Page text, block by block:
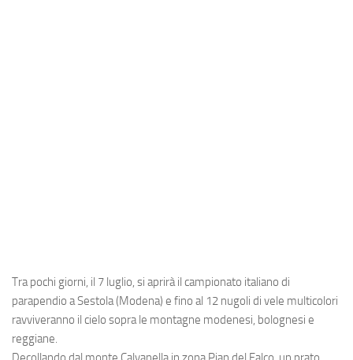
Incidenti
Industria
Eventi
Tra pochi giorni, il 7 luglio, si aprirà il campionato italiano di
parapendio a Sestola (Modena) e fino al 12 nugoli di vele multicolori
ravviveranno il cielo sopra le montagne modenesi, bolognesi e
reggiane.